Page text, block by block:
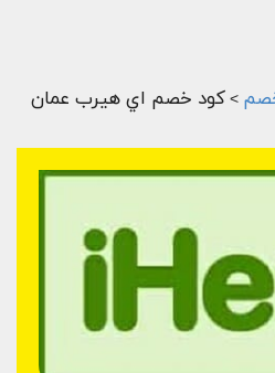
> كود خصم اي هيرب عمان